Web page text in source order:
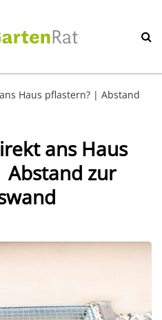
Haus pflastern? | Abstand
ans Haus
zur